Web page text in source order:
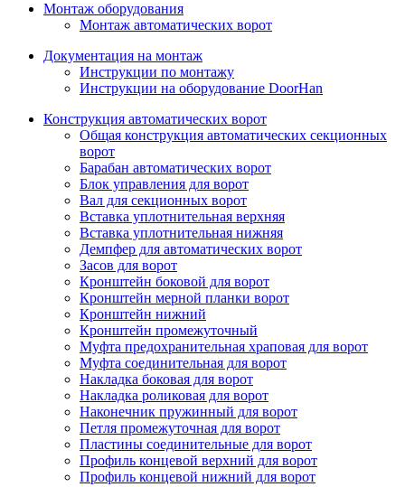
Монтаж оборудования
Монтаж автоматических ворот
Документация на монтаж
Инструкции по монтажу
Инструкции на оборудование DoorHan
Конструкция автоматических ворот
Общая конструкция автоматических секционных
ворот
Барабан автоматических ворот
Блок управления для ворот
Вал для секционных ворот
Вставка уплотнительная верхняя
Вставка уплотнительная нижняя
Демпфер для автоматических ворот
Засов для ворот
Кронштейн боковой для ворот
Кронштейн мерной планки ворот
Кронштейн нижний
Кронштейн промежуточный
Муфта предохранительная храповая для ворот
Муфта соединительная для ворот
Накладка боковая для ворот
Накладка роликовая для ворот
Наконечник пружинный для ворот
Петля промежуточная для ворот
Пластины соединительные для ворот
Профиль концевой верхний для ворот
Профиль концевой нижний для ворот